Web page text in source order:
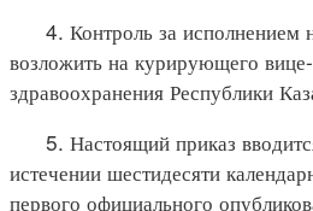
4. Контроль за исполнением
возложить на курирующего
здравоохранения Республики
5. Настоящий приказ
истечении шестидесяти
первого официального